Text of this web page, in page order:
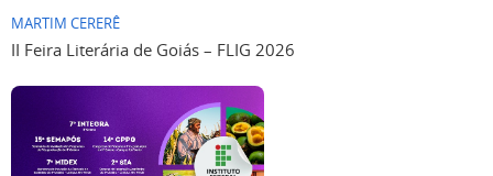
MARTIM CERERÊ
II Feira Literária de Goiás – FLIG 2026